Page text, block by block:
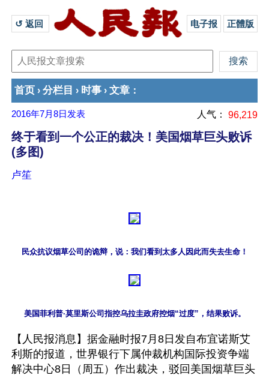
↺ 返回 电子报 正體版
首页 › 分栏目 › 时事 › 文章 ：
2016年7月8日 发表 人气： 96,219
终于看到一个公正的裁决！美国烟草巨头败诉
(多图)
卢笙
民众抗议烟草公司的诡辩，说：我们看到太多人因此而失去生命！
美国菲利普·莫里斯公司指控乌拉圭政府控烟“过度”，结果败诉。
【人民报消息】据金融时报7月8日发自布宜诺斯艾
利斯的报道，世界银行下属仲裁机构国际投资争端
解决中心8日（周五）作出裁决，驳回美国烟草巨头